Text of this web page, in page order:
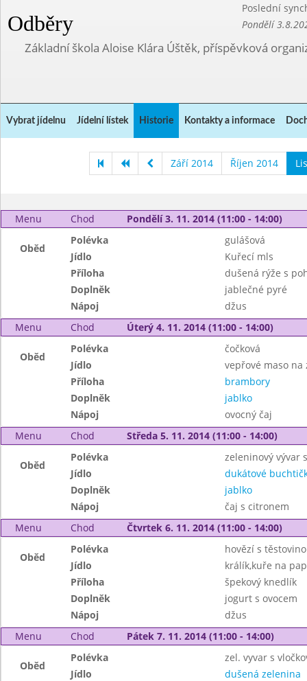
Odběry
Poslední
Pondělí
Základní škola Aloise Klára Úštěk, příspěvková
Vybrat jídelnu Jídelní lístek Historie Kontakty a informace
Září 2014 Říjen 2014
Menu Chod Pondělí 3. 11. 2014 (11:00 - 14:00)
Oběd
Polévka
gulášová
Jídlo
Kuřecí mls
Příloha
dušená rýže s
Doplněk
jablečné pyré
Nápoj
džus
Menu
Chod Úterý 4. 11. 2014 (11:00 - 14:00)
Oběd
Polévka
čočková
Jídlo
vepřové maso na
Příloha
brambory
Doplněk
jablko
Nápoj
ovocný čaj
Menu
Chod Středa 5. 11. 2014 (11:00 - 14:00)
Oběd
Polévka
zeleninový vývar
Jídlo
dukátové
Doplněk
jablko
Nápoj
čaj s citronem
Menu
Chod Čtvrtek 6. 11. 2014 (11:00 - 14:00)
Oběd
Polévka
hovězí s
Jídlo
králík,kuře na
Příloha
špekový knedlík
Doplněk
jogurt s ovocem
Nápoj
džus
Menu
Chod Pátek 7. 11. 2014 (11:00 - 14:00)
Oběd
Polévka
zel. vyvar s
Jídlo
dušená zelenina